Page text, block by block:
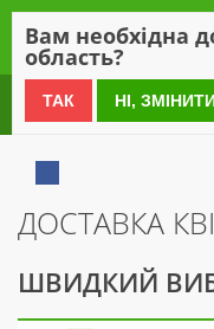
0 800 21 54 55
ДОСТАВКА
ШВИДКИЙ
Вам необхідна
область?
ТАК НІ,